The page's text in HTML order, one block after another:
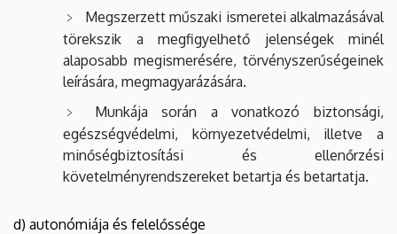
Megszerzett műszaki ismeretei alkalmazásával
törekszik a megfigyelhető jelenségek minél
alaposabb megismerésére, törvényszerűségeinek
leírására, megmagyarázására.
Munkája során a vonatkozó biztonsági,
egészségvédelmi, környezetvédelmi, illetve a
minőségbiztosítási és ellenőrzési
követelményrendszereket betartja és betartatja.
d) autonómiája és felelőssége